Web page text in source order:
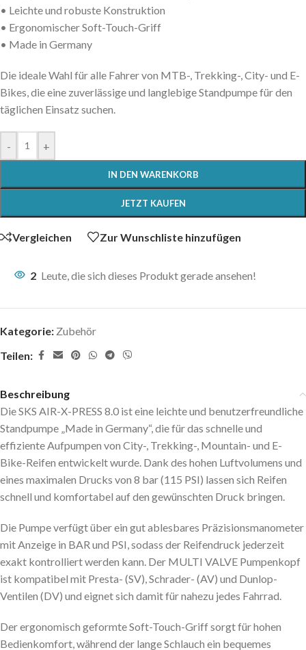
• Leichte und robuste Konstruktion
• Ergonomischer Soft-Touch-Griff
• Made in Germany
Die ideale Wahl für alle Fahrer von MTB-, Trekking-, City- und E-
Bikes, die eine zuverlässige und langlebige Standpumpe für den
täglichen Einsatz suchen.
- +
IN DEN WARENKORB
JETZT KAUFEN
Vergleichen Zur Wunschliste hinzufügen
2 Leute, die sich dieses Produkt gerade ansehen!
Kategorie: Zubehör
Teilen:
Beschreibung
Die SKS AIR-X-PRESS 8.0 ist eine leichte und benutzerfreundliche
Standpumpe „Made in Germany“, die für das schnelle und
effiziente Aufpumpen von City-, Trekking-, Mountain- und E-
Bike-Reifen entwickelt wurde. Dank des hohen Luftvolumens und
eines maximalen Drucks von 8 bar (115 PSI) lassen sich Reifen
schnell und komfortabel auf den gewünschten Druck bringen.
Die Pumpe verfügt über ein gut ablesbares Präzisionsmanometer
mit Anzeige in BAR und PSI, sodass der Reifendruck jederzeit
exakt kontrolliert werden kann. Der MULTI VALVE Pumpenkopf
ist kompatibel mit Presta- (SV), Schrader- (AV) und Dunlop-
Ventilen (DV) und eignet sich damit für nahezu jedes Fahrrad.
Der ergonomisch geformte Soft-Touch-Griff sorgt für hohen
Bedienkomfort, während der lange Schlauch ein bequemes